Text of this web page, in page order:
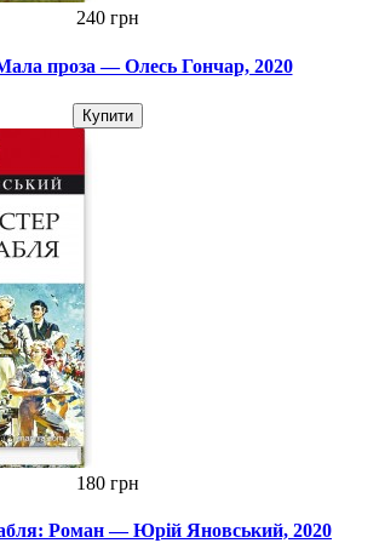
240 грн
проза — Олесь Гончар, 2020
Купити
180 грн
Роман — Юрій Яновський, 2020